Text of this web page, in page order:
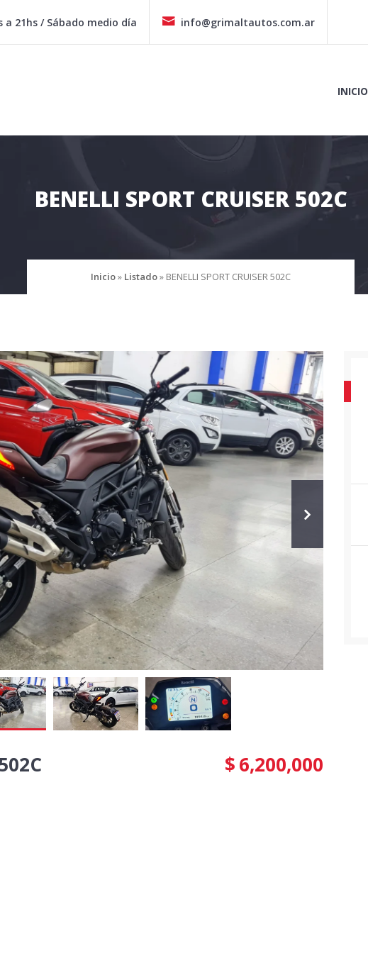
a 21hs / Sábado medio día info@grimaltautos.com.ar
INICIO
BENELLI SPORT CRUISER 502C
Inicio» Listado» BENELLI SPORT CRUISER 502C
$6,200,000